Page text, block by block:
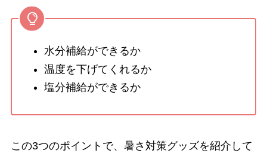
水分補給ができるか
温度を下げてくれるか
塩分補給ができるか
この3つのポイントで、暑さ対策グッズを紹介して